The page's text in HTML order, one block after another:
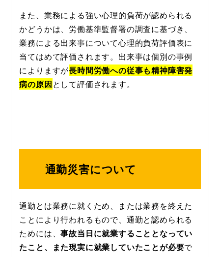
また、業務による強い心理的負荷が認められる
かどうかは、労働基準監督署の調査に基づき、
業務による出来事について心理的負荷評価表に
当てはめて評価されます。出来事は個別の事例
によりますが長時間労働への従事も精神障害発
病の原因として評価されます。
通勤災害について
通勤とは業務に就くため、または業務を終えた
ことにより行われるもので、通勤と認められる
ためには、事故当日に就業することとなってい
たこと、また現実に就業していたことが必要で